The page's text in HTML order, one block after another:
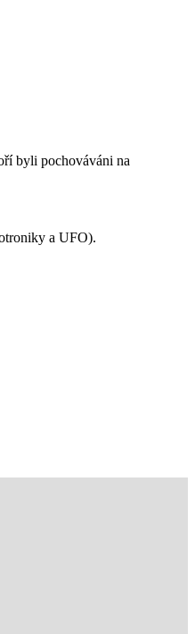
byli pochováváni na
a UFO).